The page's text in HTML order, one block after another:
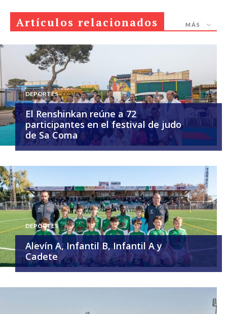
Artículos relacionados MÁS
DEPORTES
El Renshinkan reúne a 72
participantes en el festival de judo
de Sa Coma
DEPORTES
Alevín A, Infantil B, Infantil A y
Cadete